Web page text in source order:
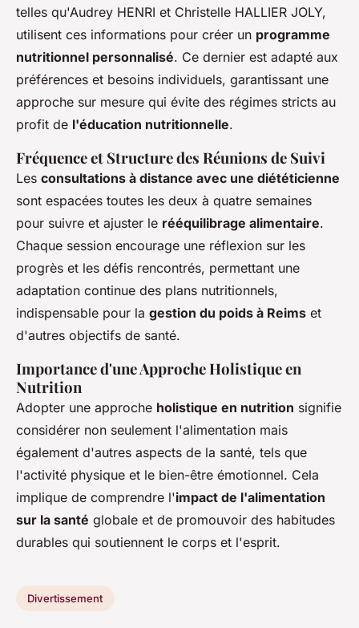
telles qu'Audrey HENRI et Christelle HALLIER JOLY,
utilisent ces informations pour créer un programme
nutritionnel personnalisé. Ce dernier est adapté aux
préférences et besoins individuels, garantissant une
approche sur mesure qui évite des régimes stricts au
profit de l'éducation nutritionnelle.
Fréquence et Structure des Réunions de Suivi
Les consultations à distance avec une diététicienne
sont espacées toutes les deux à quatre semaines
pour suivre et ajuster le rééquilibrage alimentaire.
Chaque session encourage une réflexion sur les
progrès et les défis rencontrés, permettant une
adaptation continue des plans nutritionnels,
indispensable pour la gestion du poids à Reims et
d'autres objectifs de santé.
Importance d'une Approche Holistique en
Nutrition
Adopter une approche holistique en nutrition signifie
considérer non seulement l'alimentation mais
également d'autres aspects de la santé, tels que
l'activité physique et le bien-être émotionnel. Cela
implique de comprendre l'impact de l'alimentation
sur la santé globale et de promouvoir des habitudes
durables qui soutiennent le corps et l'esprit.
Divertissement